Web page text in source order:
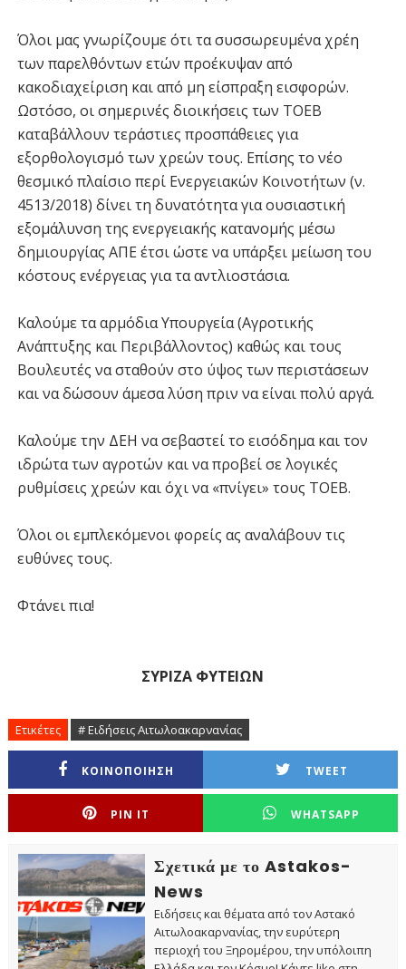
Όλοι μας γνωρίζουμε ότι τα συσσωρευμένα χρέη
των παρελθόντων ετών προέκυψαν από
κακοδιαχείριση και από μη είσπραξη εισφορών.
Ωστόσο, οι σημερινές διοικήσεις των ΤΟΕΒ
καταβάλλουν τεράστιες προσπάθειες για
εξορθολογισμό των χρεών τους. Επίσης το νέο
θεσμικό πλαίσιο περί Ενεργειακών Κοινοτήτων (ν.
4513/2018) δίνει τη δυνατότητα για ουσιαστική
εξομάλυνση της ενεργειακής κατανομής μέσω
δημιουργίας ΑΠΕ έτσι ώστε να υπάρξει μείωση του
κόστους ενέργειας για τα αντλιοστάσια.
Καλούμε τα αρμόδια Υπουργεία (Αγροτικής
Ανάπτυξης και Περιβάλλοντος) καθώς και τους
Βουλευτές να σταθούν στο ύψος των περιστάσεων
και να δώσουν άμεσα λύση πριν να είναι πολύ αργά.
Καλούμε την ΔΕΗ να σεβαστεί το εισόδημα και τον
ιδρώτα των αγροτών και να προβεί σε λογικές
ρυθμίσεις χρεών και όχι να «πνίγει» τους ΤΟΕΒ.
Όλοι οι εμπλεκόμενοι φορείς ας αναλάβουν τις
ευθύνες τους.
Φτάνει πια!
ΣΥΡΙΖΑ ΦΥΤΕΙΩΝ
Ετικέτες # Ειδήσεις Αιτωλοακαρνανίας
ΚΟΙΝΟΠΟΙΗΣΗ TWEET
PIN IT WHATSAPP
Σχετικά με το Astakos-
News
Ειδήσεις και θέματα από τον Αστακό
Αιτωλοακαρνανίας, την ευρύτερη
περιοχή του Ξηρομέρου, την υπόλοιπη